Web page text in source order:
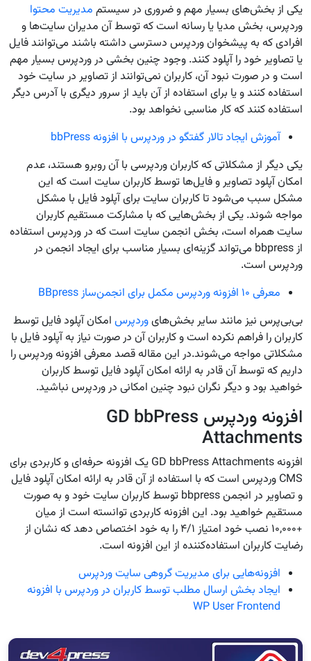
یکی از بخش‌های بسیار مهم و ضروری در سیستم مدیریت محتوا
وردپرس، بخش مدیا یا رسانه است که توسط آن مدیران سایت‌ها و
افرادی که به پیشخوان وردپرس دسترسی داشته باشند می‌توانند فایل
یا تصاویر خود را آپلود کنند. وجود چنین بخشی در وردپرس بسیار مهم
است و در صورت نبود آن، کاربران نمی‌توانند از تصاویر در سایت خود
استفاده کنند و یا برای استفاده از آن باید از سرور دیگری با آدرس دیگر
استفاده کنند که کار مناسبی نخواهد بود.
آموزش ایجاد تالار گفتگو در وردپرس با افزونه bbPress
یکی دیگر از مشکلاتی که کاربران وردپرسی با آن روبرو هستند، عدم
امکان آپلود تصاویر و فایل‌ها توسط کاربران سایت است که این
مشکل سبب می‌شود تا کاربران سایت برای آپلود فایل با مشکل
مواجه شوند. یکی از بخش‌هایی که با مشارکت مستقیم کاربران
سایت همراه است، بخش انجمن سایت است که در وردپرس استفاده
از bbpress می‌تواند گزینه‌ای بسیار مناسب برای ایجاد انجمن در
وردپرس است.
معرفی ۱۰ افزونه وردپرس مکمل برای انجمن‌ساز BBpress
بی‌بی‌پرس نیز مانند سایر بخش‌هایوردپرس امکان آپلود فایل توسط
کاربران را فراهم نکرده است و کاربران آن در صورت نیاز به آپلود فایل با
مشکلاتی مواجه می‌شوند.در این مقاله قصد معرفی افزونه‌ وردپرس را
داریم که توسط آن قادر به ارائه امکان آپلود فایل توسط کاربران
خواهید بود و دیگر نگران نبود چنین امکانی در وردپرس نباشید.
افزونه وردپرس GD bbPress
Attachments
افزونه GD bbPress Attachments یک افزونه حرفه‌ای و کاربردی برای
CMS وردپرس است که با استفاده از آن قادر به ارائه امکان آپلود فایل
و تصاویر در انجمن bbpress توسط کاربران سایت خود و به صورت
مستقیم خواهید بود. این افزونه کاربردی توانسته است از میان
+۱۰,۰۰۰ نصب خود امتیاز ۴/۱ را به خود اختصاص دهد که نشان از
رضایت کاربران استفاده‌کننده از این افزونه است.
افزونه‌هایی برای مدیریت گروهی سایت وردپرس
ایجاد بخش ارسال مطلب توسط کاربران در وردپرس با افزونه
WP User Frontend